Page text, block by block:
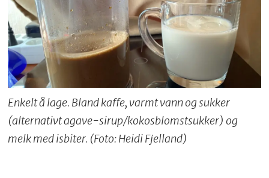
Enkelt å lage. Bland kaffe, varmt vann og sukker
(alternativt agave-sirup/kokosblomstsukker) og
melk med isbiter. (Foto: Heidi Fjelland)